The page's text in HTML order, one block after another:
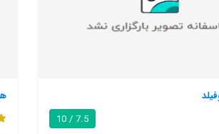
کنفرنس سنتر بلوفیلد
7.9 / 10